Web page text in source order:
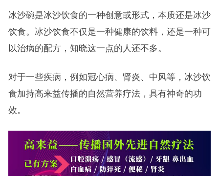
冰沙碗是冰沙饮食的一种创意或形式，本质还是冰沙
饮食。冰沙饮食不仅是一种健康的饮料，还是一种可
以治病的配方，知晓这一点的人还不多。
对于一些疾病，例如冠心病、肾炎、中风等，冰沙饮
食加持高来益传播的自然营养疗法，具有神奇的功
效。